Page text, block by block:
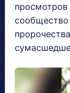
просмотров
сообщество